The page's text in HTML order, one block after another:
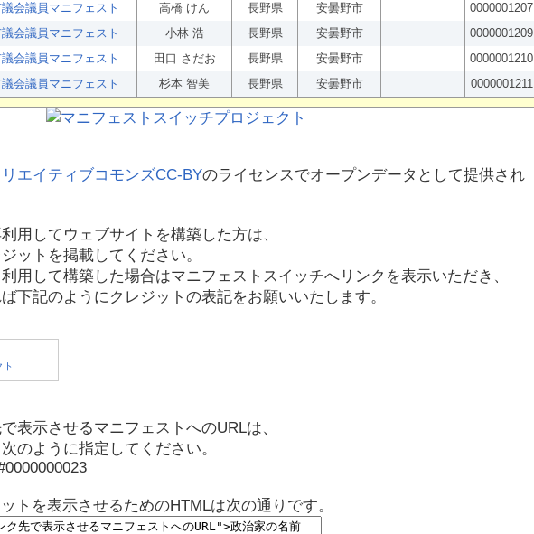
会議員マニフェスト 高橋 けん 長野県 安曇野市
0000001207
会議員マニフェスト 小林 浩 長野県 安曇野市
0000001209
会議員マニフェスト 田口 さだお 長野県 安曇野市
0000001210
会議員マニフェスト 杉本 智美 長野県 安曇野市 0000001211
リエイティブコモンズCC-BYのライセンスでオープンデータとして提供され
用してウェブサイトを構築した方は、
ットを掲載してください。
用して構築した場合はマニフェストスイッチへリンクを表示いただき、
下記のようにクレジットの表記をお願いいたします。
表示させるマニフェストへのURLは、
のように指定してください。
トを表示させるためのHTMLは次の通りです。